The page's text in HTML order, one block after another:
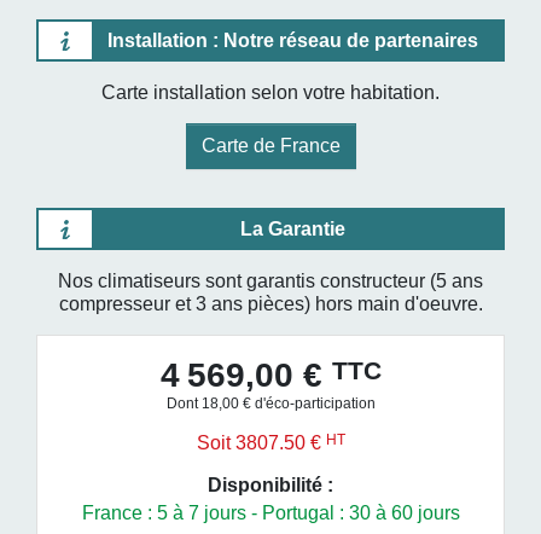
Installation : Notre réseau de partenaires
Carte installation selon votre habitation.
Carte de France
La Garantie
Nos climatiseurs sont garantis constructeur (5 ans
compresseur et 3 ans pièces) hors main d'oeuvre.
4 569,00 € TTC
Dont 18,00 € d'éco-participation
Soit 3807.50 € HT
Disponibilité :
France : 5 à 7 jours - Portugal : 30 à 60 jours